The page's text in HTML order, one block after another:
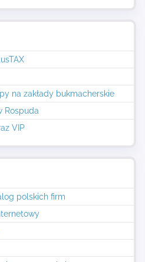
na zakłady bukmacherskie
Rospuda
VIP
polskich firm